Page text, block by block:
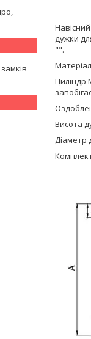
дужки
"".
Циліндр
Висота
Діаметр